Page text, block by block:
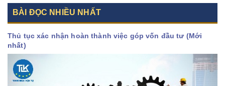
BÀI ĐỌC NHIỀU NHẤT
Thủ tục xác nhận hoàn thành việc góp vốn đầu tư (Mới
nhất)